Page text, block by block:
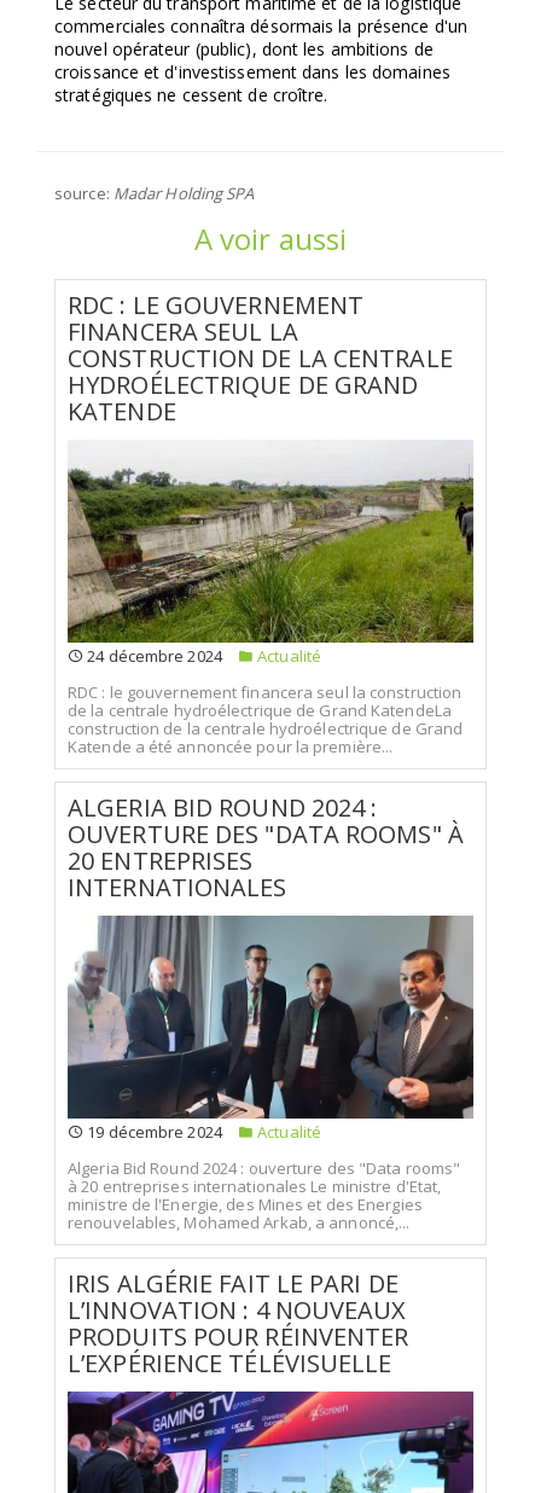
commerciales connaîtra désormais la présence d'un
nouvel opérateur (public), dont les ambitions de
croissance et d'investissement dans les domaines
stratégiques ne cessent de croître.
source: Madar Holding SPA
A voir aussi
RDC : LE GOUVERNEMENT
FINANCERA SEUL LA
CONSTRUCTION DE LA CENTRALE
HYDROÉLECTRIQUE DE GRAND
KATENDE
24 décembre 2024
Actualité
RDC : le gouvernement financera seul la construction
de la centrale hydroélectrique de Grand KatendeLa
construction de la centrale hydroélectrique de Grand
Katende a été annoncée pour la première...
ALGERIA BID ROUND 2024 :
OUVERTURE DES "DATA ROOMS" À
20 ENTREPRISES
INTERNATIONALES
19 décembre 2024
Actualité
Algeria Bid Round 2024 : ouverture des "Data rooms"
à 20 entreprises internationales Le ministre d'Etat,
ministre de l'Energie, des Mines et des Energies
renouvelables, Mohamed Arkab, a annoncé,...
IRIS ALGÉRIE FAIT LE PARI DE
L’INNOVATION : 4 NOUVEAUX
PRODUITS POUR RÉINVENTER
L’EXPÉRIENCE TÉLÉVISUELLE